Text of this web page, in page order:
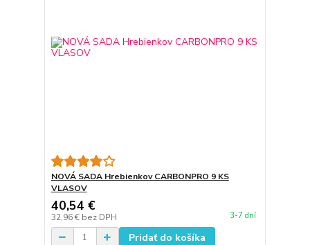
NOVÁ SADA Hrebienkov CARBONPRO 9 KS
VLASOV
40,54 €
32,96 € bez DPH 3-7 dní
Pridať do košíka